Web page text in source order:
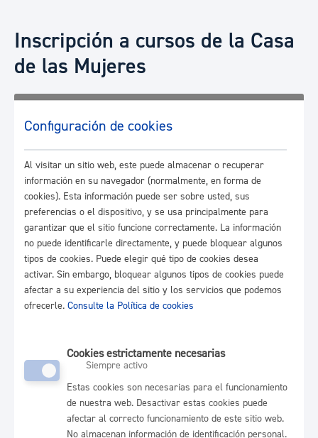
Inscripción a cursos de la Casa
de las Mujeres